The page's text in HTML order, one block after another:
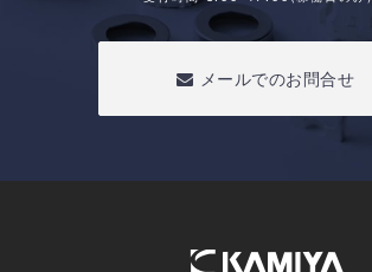
メールでのお問合せ